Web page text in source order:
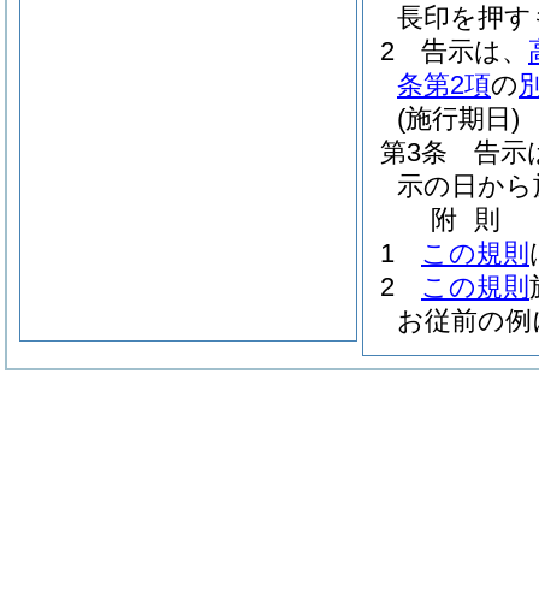
長印を押
2
告示は、
条第2項の
(施行期日)
第3条
告示
示の日か
附 則
1
この規則
2
この規則
お従前の